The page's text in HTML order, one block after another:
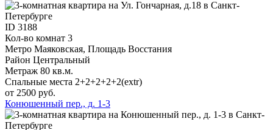
ID 3188
Кол-во комнат 3
Метро Маяковская, Площадь Восстания
Район Центральный
Метраж 80 кв.м.
Спальные места 2+2+2+2+2(extr)
от 2500 руб.
Конюшенный пер., д. 1-3